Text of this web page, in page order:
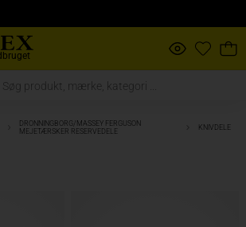
DRONNINGBORG/MASSEY FERGUSON
MEJETÆRSKER RESERVEDELE
KNIVDELE